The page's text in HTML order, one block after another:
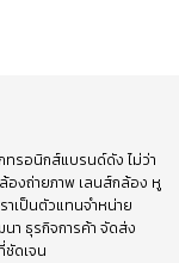
ทรอนิกส์แบรนด์ดัง ไม่ว่า
องถ่ายภาพ เลนส์กล้อง หู
าเป็นตัวแทนจำหน่าย
า ธุรกิจการค้า จัดส่ง
ชัดเจน